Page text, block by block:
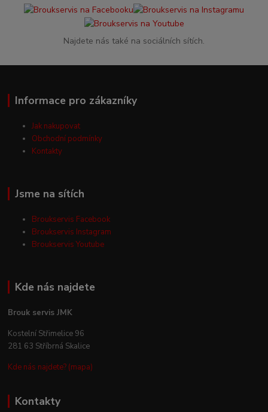
Najdete nás také na sociálních sítích.
Informace pro zákazníky
Jak nakupovat
Obchodní podmínky
Kontakty
Jsme na sítích
Broukservis Facebook
Broukservis Instagram
Broukservis Youtube
Kde nás najdete
Brouk servis JMK
Kostelní Střimelice 96
281 63 Stříbrná Skalice
Kde nás najdete? (mapa)
Kontakty